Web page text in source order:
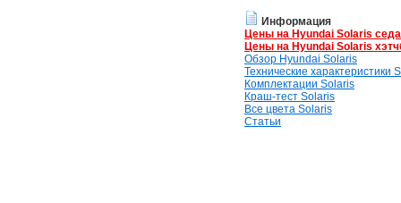
Информация
Цены на Hyundai Solaris
Цены на Hyundai Solaris
Обзор Hyundai Solaris
Технические характеристики
Комплектации Solaris
Краш-тест Solaris
Все цвета Solaris
Статьи